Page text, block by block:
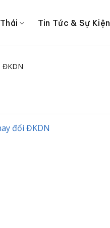
Tin Tức & Sự Kiện
ĐKDN
đổi ĐKDN